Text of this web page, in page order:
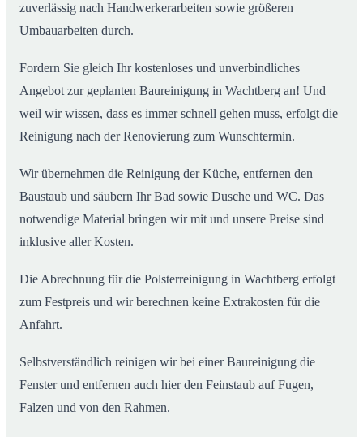
zuverlässig nach Handwerkerarbeiten sowie größeren
Umbauarbeiten durch.
Fordern Sie gleich Ihr kostenloses und unverbindliches
Angebot zur geplanten Baureinigung in Wachtberg an! Und
weil wir wissen, dass es immer schnell gehen muss, erfolgt die
Reinigung nach der Renovierung zum Wunschtermin.
Wir übernehmen die Reinigung der Küche, entfernen den
Baustaub und säubern Ihr Bad sowie Dusche und WC. Das
notwendige Material bringen wir mit und unsere Preise sind
inklusive aller Kosten.
Die Abrechnung für die Polsterreinigung in Wachtberg erfolgt
zum Festpreis und wir berechnen keine Extrakosten für die
Anfahrt.
Selbstverständlich reinigen wir bei einer Baureinigung die
Fenster und entfernen auch hier den Feinstaub auf Fugen,
Falzen und von den Rahmen.